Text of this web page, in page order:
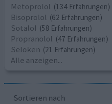
Metoprolol (134 Erfahrungen)
Bisoprolol (62 Erfahrungen)
Sotalol (58 Erfahrungen)
Propranolol (47 Erfahrungen)
Seloken (21 Erfahrungen)
Alle anzeigen...
Sortieren nach